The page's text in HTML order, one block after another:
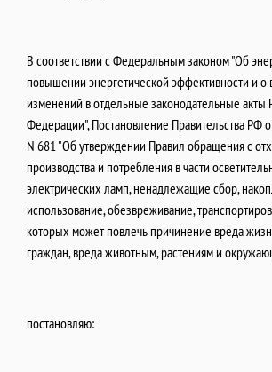
В соответствии с Федеральным законом "Об
повышении энергетической эффективности и о
изменений в отдельные законодательные акты
Федерации", Постановление Правительства РФ
N 681 "Об утверждении Правил обращения с
производства и потребления в части
электрических ламп, ненадлежащие сбор,
использование, обезвреживание,
которых может повлечь причинение вреда
граждан, вреда животным, растениям и
постановляю: